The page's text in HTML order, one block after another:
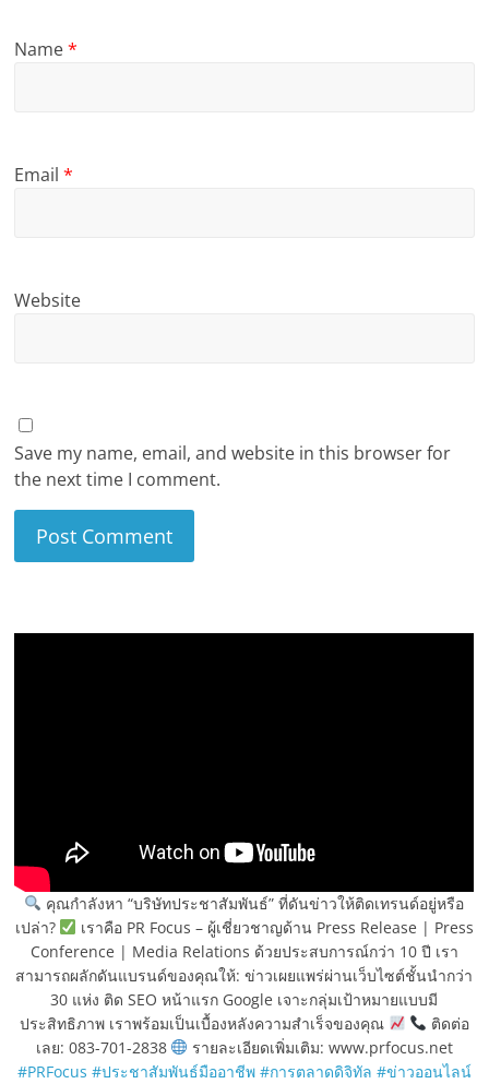
Name*
Email*
Website
Save my name, email, and website in this browser for
the next time I comment.
คุณกำลังหา “บริษัทประชาสัมพันธ์” ที่ดันข่าวให้ติดเทรนด์อยู่หรือ
เปล่า?
เราคือ PR Focus – ผู้เชี่ยวชาญด้าน Press Release | Press
Conference | Media Relations ด้วยประสบการณ์กว่า 10 ปี เรา
สามารถผลักดันแบรนด์ของคุณให้: ข่าวเผยแพร่ผ่านเว็บไซต์ชั้นนำกว่า
30 แห่ง ติด SEO หน้าแรก Google เจาะกลุ่มเป้าหมายแบบมี
ประสิทธิภาพ เราพร้อมเป็นเบื้องหลังความสำเร็จของคุณ
ติดต่อ
เลย: 083-701-2838
รายละเอียดเพิ่มเติม: www.prfocus.net
#PRFocus #ประชาสัมพันธ์มืออาชีพ #การตลาดดิจิทัล #ข่าวออนไลน์